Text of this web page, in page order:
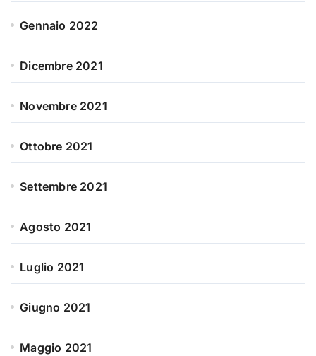
Gennaio 2022
Dicembre 2021
Novembre 2021
Ottobre 2021
Settembre 2021
Agosto 2021
Luglio 2021
Giugno 2021
Maggio 2021